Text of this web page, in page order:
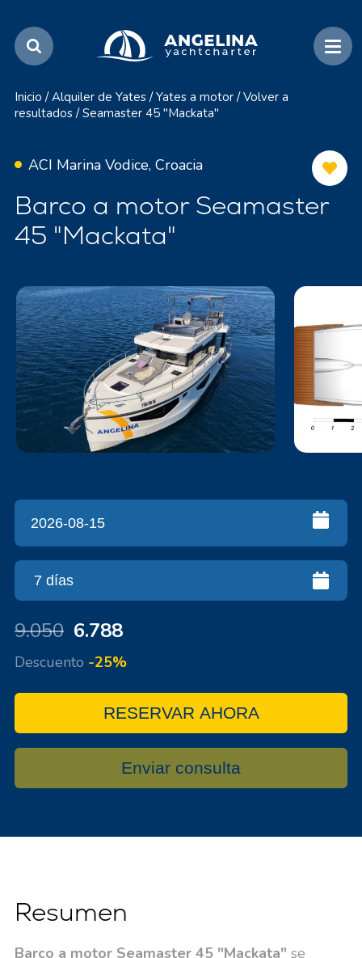
Inicio / Alquiler de Yates / Yates a motor / Volver a
resultados / Seamaster 45 "Mackata"
ACI Marina Vodice, Croacia
Barco a motor Seamaster
45 "Mackata"
9.050 6.788
Descuento -25%
RESERVAR AHORA
Enviar consulta
Resumen
Barco a motor Seamaster 45 "Mackata" se